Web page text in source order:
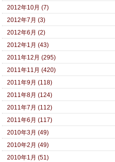
2012年10月 (7)
2012年7月 (3)
2012年6月 (2)
2012年1月 (43)
2011年12月 (295)
2011年11月 (420)
2011年9月 (118)
2011年8月 (124)
2011年7月 (112)
2011年6月 (117)
2010年3月 (49)
2010年2月 (49)
2010年1月 (51)